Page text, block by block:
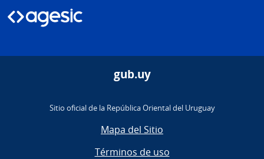
gub.uy
Sitio oficial de la República Oriental del Uruguay
Mapa del Sitio
Términos de uso